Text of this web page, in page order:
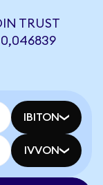
TRUST
0,046839
IBITON
IVVON